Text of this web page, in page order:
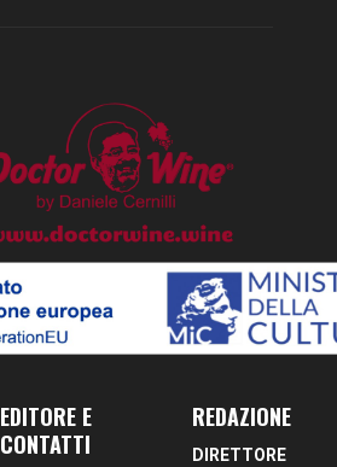
EDITORE E
CONTATTI
REDAZIONE
DIRETTORE